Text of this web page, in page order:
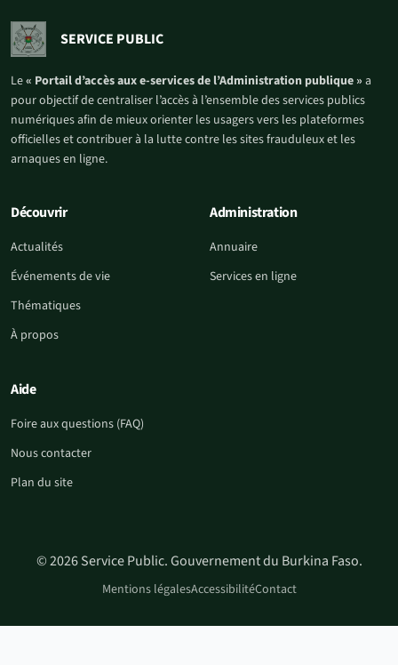
SERVICE PUBLIC
Le« Portail d’accès aux e-services de l’Administration publique » a
pour objectif de centraliser l’accès à l’ensemble des services publics
numériques afin de mieux orienter les usagers vers les plateformes
officielles et contribuer à la lutte contre les sites frauduleux et les
arnaques en ligne.
Découvrir
Actualités
Événements de vie
Thématiques
À propos
Administration
Annuaire
Services en ligne
Aide
Foire aux questions (FAQ)
Nous contacter
Plan du site
© 2026 Service Public. Gouvernement du Burkina Faso.
Mentions légalesAccessibilitéContact